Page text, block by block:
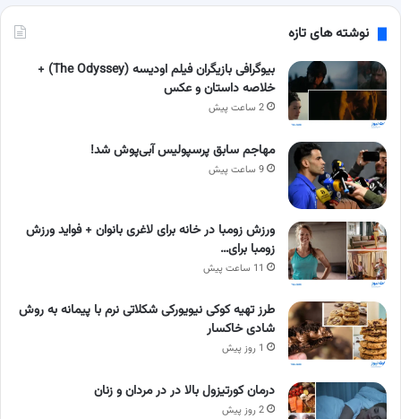
نوشته های تازه
بیوگرافی بازیگران فیلم اودیسه (The Odyssey) +
خلاصه داستان و عکس
2 ساعت پیش
مهاجم سابق پرسپولیس آبی‌پوش شد!
9 ساعت پیش
ورزش زومبا در خانه برای لاغری بانوان + فواید ورزش
زومبا برای…
11 ساعت پیش
طرز تهیه کوکی نیویورکی شکلاتی نرم با پیمانه به روش
شادی خاکسار
1 روز پیش
درمان کورتیزول بالا در در مردان و زنان
2 روز پیش